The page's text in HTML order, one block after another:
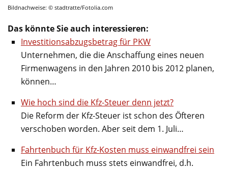
Bildnachweise: © stadtratte/Fotolia.com
Das könnte Sie auch interessieren:
Investitionsabzugsbetrag für PKW
Unternehmen, die die Anschaffung eines neuen
Firmenwagens in den Jahren 2010 bis 2012 planen,
können…
Wie hoch sind die Kfz-Steuer denn jetzt?
Die Reform der Kfz-Steuer ist schon des Öfteren
verschoben worden. Aber seit dem 1. Juli…
Fahrtenbuch für Kfz-Kosten muss einwandfrei sein
Ein Fahrtenbuch muss stets einwandfrei, d.h.